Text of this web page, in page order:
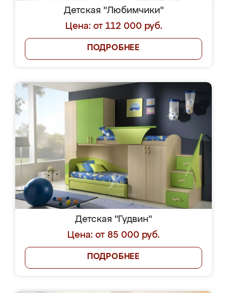
Детская "Любимчики"
Цена: от 112 000 руб.
ПОДРОБНЕЕ
Детская "Гудвин"
Цена: от 85 000 руб.
ПОДРОБНЕЕ